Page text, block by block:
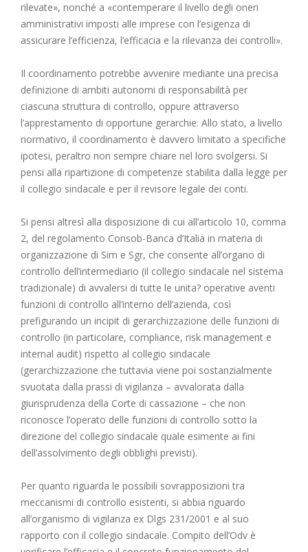
rilevate», nonché a «contemperare il livello degli oneri
amministrativi imposti alle imprese con l’esigenza di
assicurare l’efficienza, l’efficacia e la rilevanza dei controlli».
Il coordinamento potrebbe avvenire mediante una precisa
definizione di ambiti autonomi di responsabilità per
ciascuna struttura di controllo, oppure attraverso
l’apprestamento di opportune gerarchie. Allo stato, a livello
normativo, il coordinamento è davvero limitato a specifiche
ipotesi, peraltro non sempre chiare nel loro svolgersi. Si
pensi alla ripartizione di competenze stabilita dalla legge per
il collegio sindacale e per il revisore legale dei conti.
Si pensi altresì alla disposizione di cui all’articolo 10, comma
2, del regolamento Consob-Banca d’Italia in materia di
organizzazione di Sim e Sgr, che consente all’organo di
controllo dell’intermediario (il collegio sindacale nel sistema
tradizionale) di avvalersi di tutte le unita? operative aventi
funzioni di controllo all’interno dell’azienda, così
prefigurando un incipit di gerarchizzazione delle funzioni di
controllo (in particolare, compliance, risk management e
internal audit) rispetto al collegio sindacale
(gerarchizzazione che tuttavia viene poi sostanzialmente
svuotata dalla prassi di vigilanza – avvalorata dalla
giurisprudenza della Corte di cassazione – che non
riconosce l’operato delle funzioni di controllo sotto la
direzione del collegio sindacale quale esimente ai fini
dell’assolvimento degli obblighi previsti).
Per quanto riguarda le possibili sovrapposizioni tra
meccanismi di controllo esistenti, si abbia riguardo
all’organismo di vigilanza ex Dlgs 231/2001 e al suo
rapporto con il collegio sindacale. Compito dell’Odv è